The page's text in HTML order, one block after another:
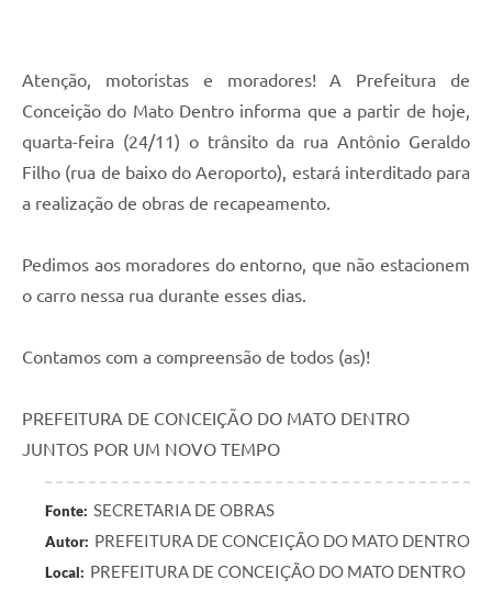
Notificações Ambientais
Conselho Municipal de Conservação e Defesa do
Meio Ambiente-CODEMA
Contratos
Arquivos para Download
Galeria de Vídeos
Contas Públicas
Links
Atenção, motoristas e moradores! A Prefeitura de
Conceição do Mato Dentro informa que a partir de hoje,
quarta-feira (24/11) o trânsito da rua Antônio Geraldo
Filho (rua de baixo do Aeroporto), estará interditado para
a realização de obras de recapeamento.
Pedimos aos moradores do entorno, que não estacionem
o carro nessa rua durante esses dias.
Contamos com a compreensão de todos (as)!
PREFEITURA DE CONCEIÇÃO DO MATO DENTRO
JUNTOS POR UM NOVO TEMPO
Fonte: SECRETARIA DE OBRAS
Autor: PREFEITURA DE CONCEIÇÃO DO MATO DENTRO
Local: PREFEITURA DE CONCEIÇÃO DO MATO DENTRO